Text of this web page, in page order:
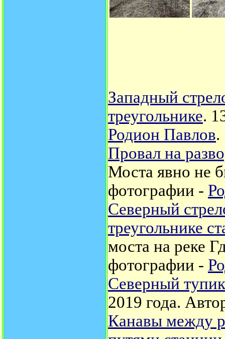
Западный
треугольнике.
Родион Павлов.
Провал на
Моста явно не
фотографии -
Северный
треугольнике
моста на реке
фотографии -
Северный
2019 года.
Канавы между